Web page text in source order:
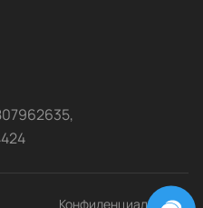
Конфиденциальность